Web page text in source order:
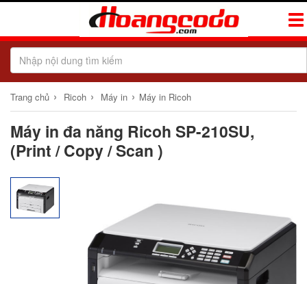
Trang chủ › Ricoh › Máy in › Máy in Ricoh
Máy in đa năng Ricoh SP-210SU,
(Print / Copy / Scan )